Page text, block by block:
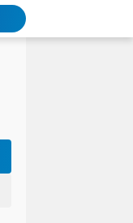
Reses Masa Persidangan III Tahun 2025-2026: DPRD Jatim Menyerap Aspirasi Mengawal Pembangunan Jawa Timur